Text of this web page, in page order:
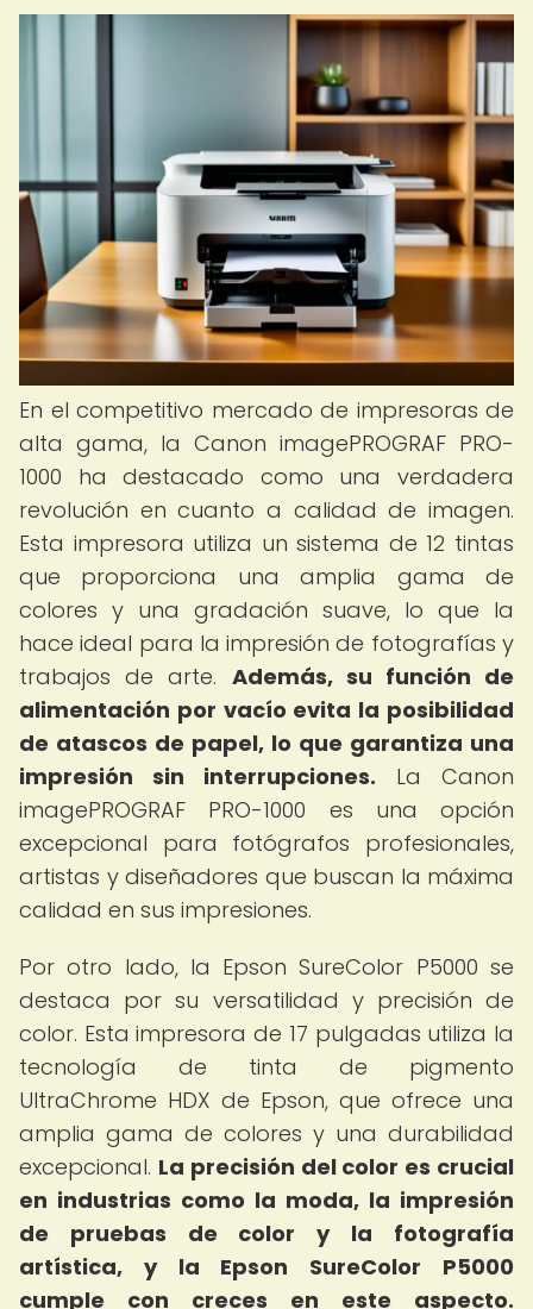
En el competitivo mercado de impresoras de
alta gama, la Canon imagePROGRAF PRO-
1000 ha destacado como una verdadera
revolución en cuanto a calidad de imagen.
Esta impresora utiliza un sistema de 12 tintas
que proporciona una amplia gama de
colores y una gradación suave, lo que la
hace ideal para la impresión de fotografías y
trabajos de arte. Además, su función de
alimentación por vacío evita la posibilidad
de atascos de papel, lo que garantiza una
impresión sin interrupciones. La Canon
imagePROGRAF PRO-1000 es una opción
excepcional para fotógrafos profesionales,
artistas y diseñadores que buscan la máxima
calidad en sus impresiones.
Por otro lado, la Epson SureColor P5000 se
destaca por su versatilidad y precisión de
color. Esta impresora de 17 pulgadas utiliza la
tecnología de tinta de pigmento
UltraChrome HDX de Epson, que ofrece una
amplia gama de colores y una durabilidad
excepcional. La precisión del color es crucial
en industrias como la moda, la impresión
de pruebas de color y la fotografía
artística, y la Epson SureColor P5000
cumple con creces en este aspecto.